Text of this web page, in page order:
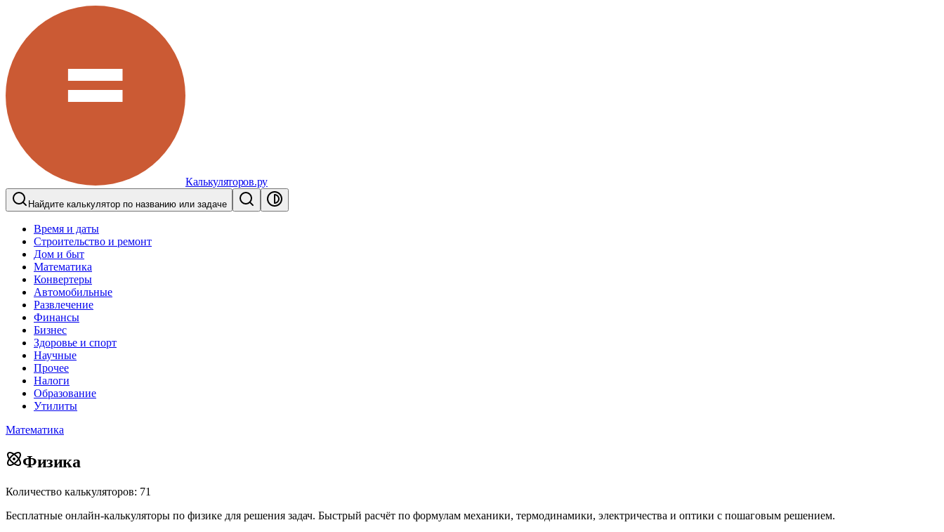
Калькуляторов.ру
Найдите калькулятор по названию или задаче
Время и даты
Строительство и ремонт
Дом и быт
Математика
Конвертеры
Автомобильные
Развлечение
Финансы
Бизнес
Здоровье и спорт
Научные
Прочее
Налоги
Образование
Утилиты
Математика
Физика
Количество калькуляторов: 71
Бесплатные онлайн-калькуляторы по физике для решения задач. Быстрый расчёт по формулам механики, термодинамики, электричества и оптики с пошаговым решением.